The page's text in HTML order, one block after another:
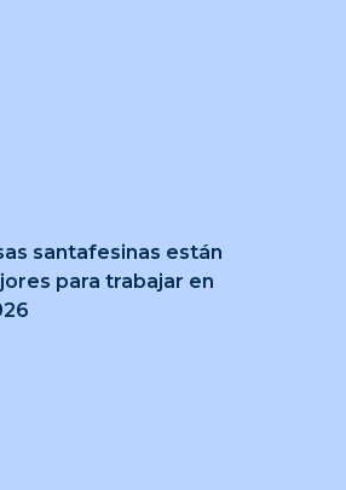
santafesinas están
para trabajar en